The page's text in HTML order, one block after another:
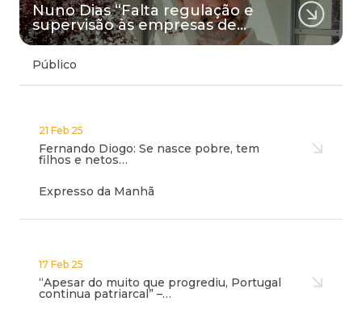
Nuno Dias “Falta regulação e
supervisão às empresas de…
Público
21 Feb 25
Fernando Diogo: Se nasce pobre, tem
filhos e netos…
Expresso da Manhã
17 Feb 25
“Apesar do muito que progrediu, Portugal
continua patriarcal” –…